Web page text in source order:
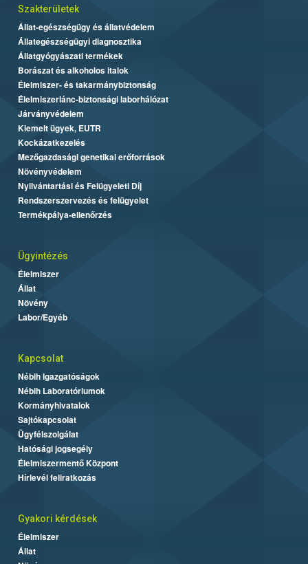
Szakterületek
Állat-egészségügy és állatvédelem
Állategészségügyi diagnosztika
Állatgyógyászati termékek
Borászat és alkoholos italok
Élelmiszer- és takarmánybiztonság
Élelmiszerlánc-biztonsági laborhálózat
Járványvédelem
Kiemelt ügyek, EUTR
Kockázatkezelés
Mezőgazdasági genetikai erőforrások
Növényvédelem
Nyilvántartási és Felügyeleti Díj
Rendszerszervezés és felügyelet
Termékpálya-ellenőrzés
Ügyintézés
Élelmiszer
Állat
Növény
Labor/Egyéb
Kapcsolat
Nébih Igazgatóságok
Nébih Laboratóriumok
Kormányhivatalok
Sajtókapcsolat
Ügyfélszolgálat
Hatósági jogsegély
Élelmiszermentő Központ
Hírlevél feliratkozás
Gyakori kérdések
Élelmiszer
Állat